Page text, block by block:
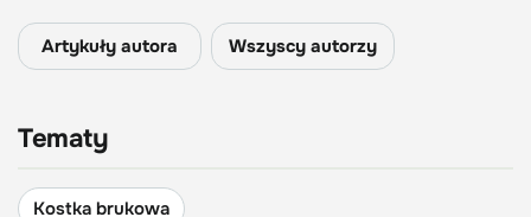
Artykuły autora Wszyscy autorzy
Tematy
Kostka brukowa